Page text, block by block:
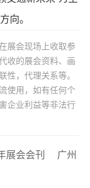
向。
展会现场上收取参
收的展会资料、画
性，代理关系等。
使用，如有任何个
企业利益等非法行
展会会刊
广州